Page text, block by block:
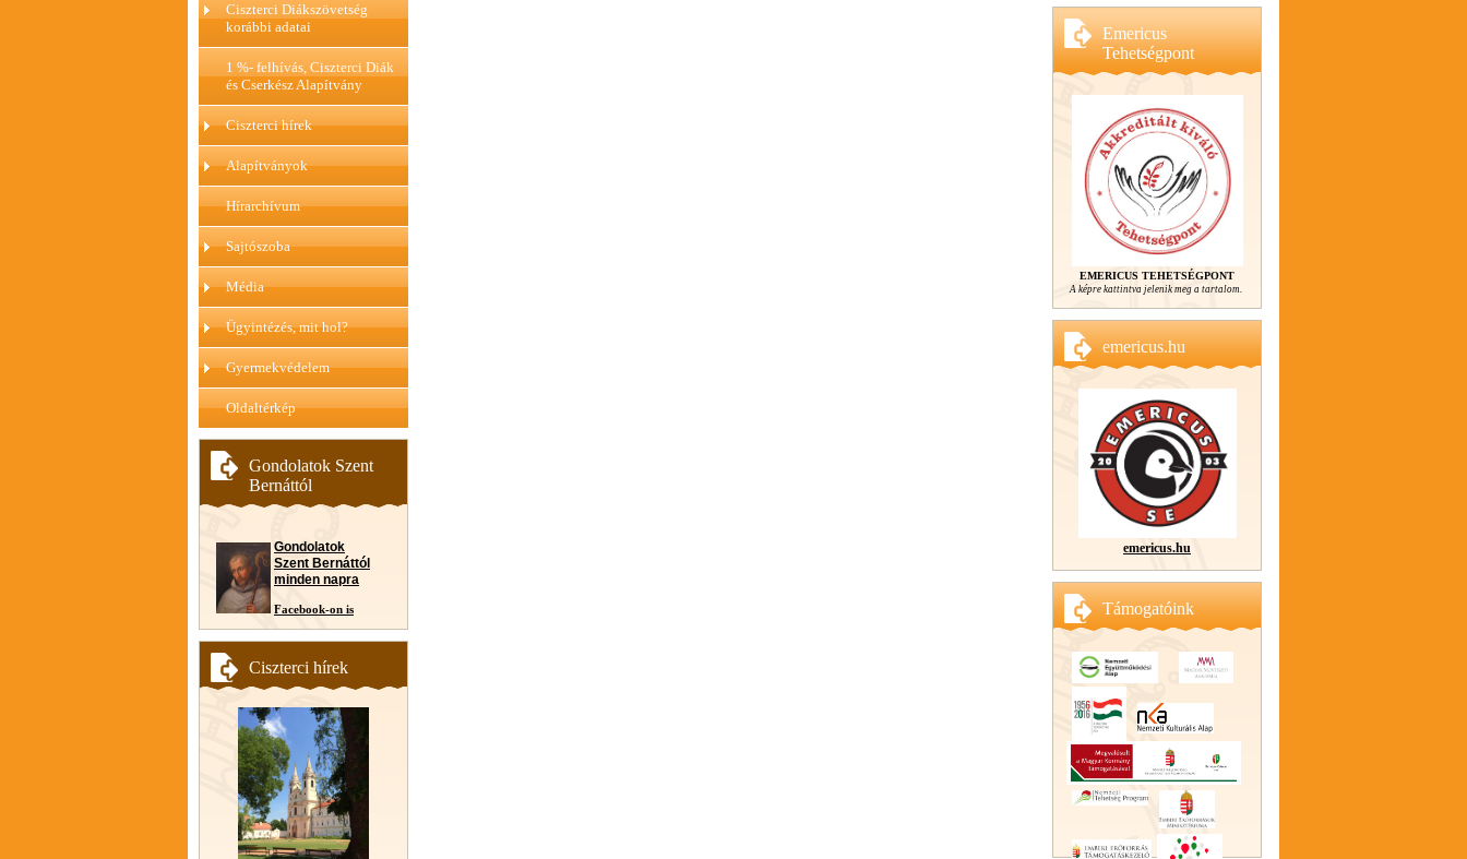
Ciszterci Diákszövetség
korábbi adatai
1 %- felhívás, Ciszterci Diák
és Cserkész Alapítvány
Ciszterci hírek
Alapítványok
Hírarchívum
Sajtószoba
Média
Ügyintézés, mit hol?
Gyermekvédelem
Oldaltérkép
Gondolatok Szent
Bernáttól
Gondolatok
Szent Bernáttól
minden napra
Facebook-on is
Ciszterci hírek
Emericus
Tehetségpont
EMERICUS TEHETSÉGPONT
A képre kattintva jelenik meg a tartalom.
emericus.hu
emericus.hu
Támogatóink